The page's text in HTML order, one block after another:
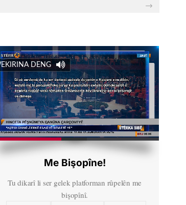
DENG
Me Bişopîne!
Tu dikarî li ser gelek platforman rûpelên me
bişopînî.